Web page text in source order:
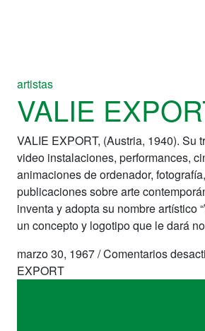
artistas
VALIE
VALIE EXPORT, (Austria, 1940). Su
video instalaciones, performances,
animaciones de ordenador,
publicaciones sobre arte
inventa y adopta su nombre artístico
un concepto y logotipo que le dará
marzo 30, 1967/Comentarios
EXPORT